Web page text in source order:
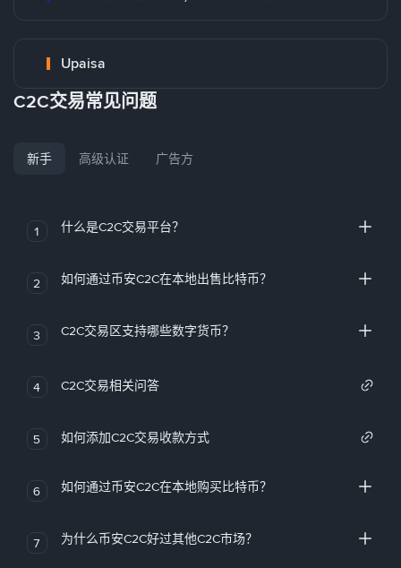
Upaisa
C2C交易常见问题
新手 高级认证 广告方
1 什么是C2C交易平台？
2 如何通过币安C2C在本地出售比特币？
3 C2C交易区支持哪些数字货币？
4 C2C交易相关问答
5 如何添加C2C交易收款方式
6 如何通过币安C2C在本地购买比特币？
7 为什么币安C2C好过其他C2C市场？